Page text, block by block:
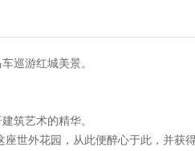
巡游红城美景。
筑艺术的精华。
世外花园，从此便醉心于此，并获得